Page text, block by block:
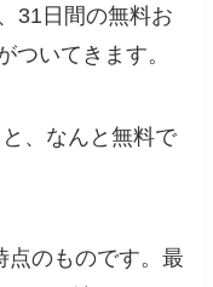
31日間の無料お
ついてきます。
、なんと無料で
点のものです。最